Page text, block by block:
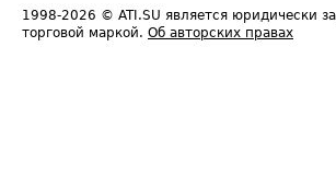
1998-2026 © ATI.SU является юридически
торговой маркой. Об авторских правах